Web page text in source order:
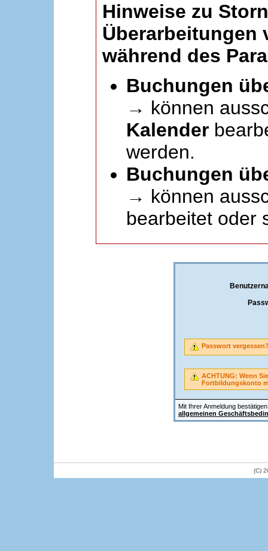
Hinweise zu
Überarbeitungen
während des
Buchungen
→ können
Kalender
werden.
Buchungen
→ können
bearbeitet oder
Mit Ihrer Anmeldung
allgemeinen
Passwort
ACHTUNG: Wenn
Fortbildungskonto
(C)